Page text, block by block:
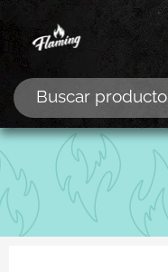
al
contenido